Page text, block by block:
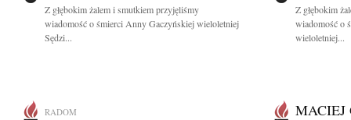
Z głębokim żalem i smutkiem przyjęliśmy
wiadomość o śmierci Anny Gaczyńskiej wieloletniej
Sędzi...
Z głębokim
wiadomość o
wieloletniej...
RADOM MACIEJ